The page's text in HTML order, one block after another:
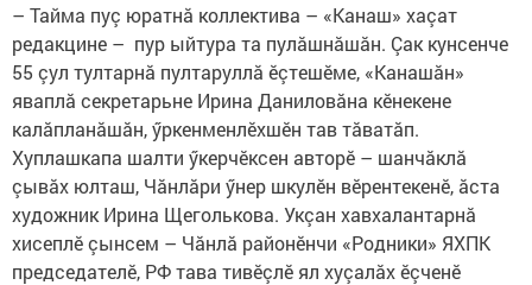
– Тайма пуç юратнă коллектива – «Канаш» хаçат
редакцине – пур ыйтура та пулăшнăшăн. Çак кунсенче
55 çул тултарнă пултаруллă ӗçтешӗме, «Канашăн»
яваплă секретарьне Ирина Даниловăна кӗнекене
калăпланăшăн, ӳркенменлӗхшӗн тав тăватăп.
Хуплашкапа шалти ӳкерчӗксен авторӗ – шанчăклă
çывăх юлташ, Чăнлăри ӳнер шкулӗн вӗрентекенӗ, ăста
художник Ирина Щеголькова. Укçан хавхалантарнă
хисеплӗ çынсем – Чăнлă районӗнчи «Родники» ЯХПК
председателӗ, РФ тава тивӗçлӗ ял хуçалăх ӗçченӗ